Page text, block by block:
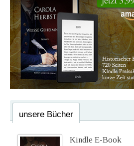
unsere Bücher
Kindle E-Book